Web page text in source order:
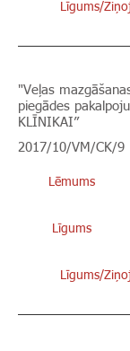
Līgums/
"Veļas
piegādes
KLĪNIKAI”
2017/10/VM/CK/9
Lēmums
Līgums
Līgums/